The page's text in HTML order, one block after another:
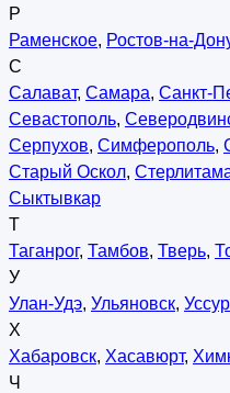
Р
Раменское, Ростов-на-
С
Салават, Самара, Санкт-
Севастополь,
Серпухов, Симферополь,
Старый Оскол,
Сыктывкар
Т
Таганрог, Тамбов, Тверь,
У
Улан-Удэ, Ульяновск,
Х
Хабаровск, Хасавюрт,
Ч